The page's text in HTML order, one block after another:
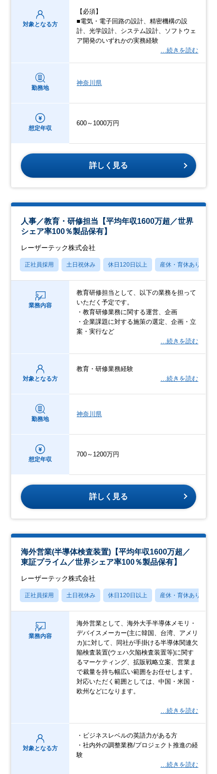
対象となる方
【必須】
■電気・電子回路の設計、精密機構の設
計、光学設計、システム設計、ソフトウェ
ア開発のいずれかの実務経験
…続きを読む
勤務地
神奈川県
想定年収
600～1000万円
詳しく見る
人事／教育・研修担当【平均年収1600万超／世界
シェア率100％製品保有】
レーザーテック株式会社
正社員採用 土日祝休み 休日120日以上 産休・育休あり
業務内容
教育研修担当として、以下の業務を担って
いただく予定です。
・教育研修業務に関する運営、企画
・企業課題に対する施策の選定、企画・立
案・実行など
…続きを読む
対象となる方
教育・研修業務経験
…続きを読む
勤務地
神奈川県
想定年収
700～1200万円
詳しく見る
海外営業(半導体検査装置)【平均年収1600万超／
東証プライム／世界シェア率100％製品保有】
レーザーテック株式会社
正社員採用 土日祝休み 休日120日以上 産休・育休あり
業務内容
海外営業として、海外大手半導体メモリ・
デバイスメーカー(主に韓国、台湾、アメリ
カ)に対して、同社が手掛ける半導体関連欠
陥検査装置(ウェハ欠陥検査装置等)に関す
るマーケティング、拡販戦略立案、営業ま
で裁量を持ち幅広い範囲をお任せします。
対応いただく範囲としては、中国・米国・
欧州などになります。
…続きを読む
対象となる方
・ビジネスレベルの英語力がある方
・社内外の調整業務/プロジェクト推進の経
験
…続きを読む